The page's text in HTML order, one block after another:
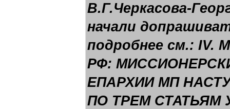
В.Г.Черкасова-
начали
подробнее см.: IV.
РФ:
ЕПАРХИИ МП
ПО ТРЕМ СТАТЬЯМ